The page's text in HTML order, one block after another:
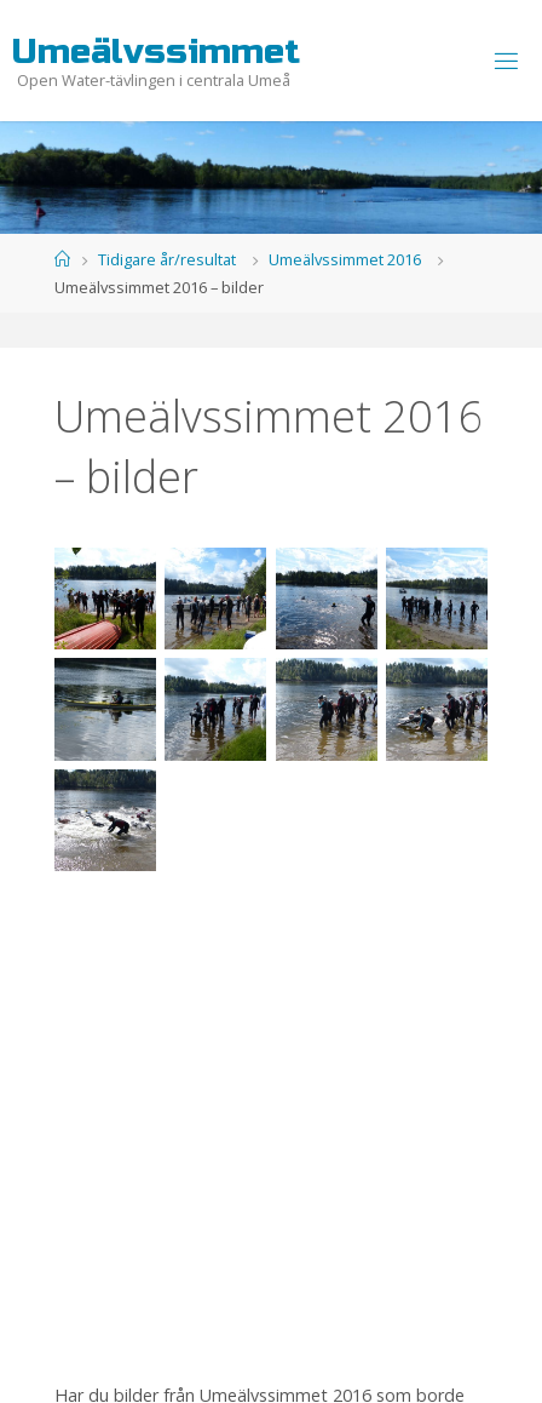
till
innehåll
Umeälvssimmet
Open Water-tävlingen i centrala Umeå
HemTidigare år/resultat
Umeälvssimmet 2016
Umeälvssimmet 2016 – bilder
Umeälvssimmet 2016
– bilder
Har du bilder från Umeälvssimmet 2016 som borde